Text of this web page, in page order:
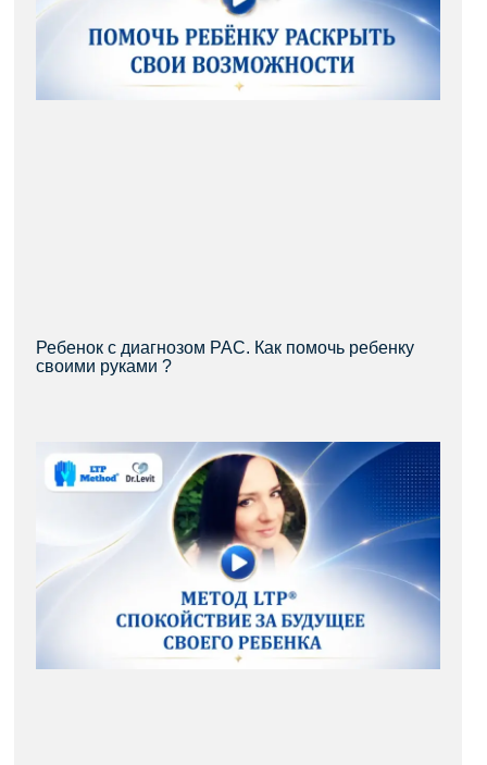
Ребенок с диагнозом РАС. Как помочь ребенку
своими руками ?